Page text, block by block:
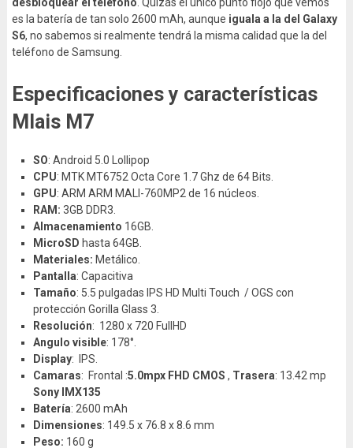
es la batería de tan solo 2600 mAh, aunque iguala a la del Galaxy
S6, no sabemos si realmente tendrá la misma calidad que la del
teléfono de Samsung.
Especificaciones y características
Mlais M7
SO: Android 5.0 Lollipop
CPU: MTK MT6752 Octa Core 1.7 Ghz de 64 Bits.
GPU: ARM ARM MALI-760MP2 de 16 núcleos.
RAM: 3GB DDR3.
Almacenamiento 16GB.
MicroSD hasta 64GB.
Materiales: Metálico.
Pantalla: Capacitiva
Tamaño: 5.5 pulgadas IPS HD Multi Touch / OGS con
protección Gorilla Glass 3.
Resolución: 1280 x 720 FullHD
Angulo visible: 178°.
Display: IPS.
Camaras: Frontal :5.0mpx FHD CMOS , Trasera: 13.42 mp
Sony
IMX135
Batería: 2600 mAh
Dimensiones: 149.5 x 76.8 x 8.6 mm
Peso: 160 g